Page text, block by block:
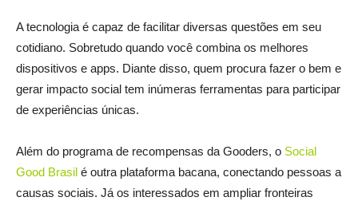
A tecnologia é capaz de facilitar diversas questões em seu
cotidiano. Sobretudo quando você combina os melhores
dispositivos e apps. Diante disso, quem procura fazer o bem e
gerar impacto social tem inúmeras ferramentas para participar
de experiências únicas.
Além do programa de recompensas da Gooders, o Social
Good Brasil é outra plataforma bacana, conectando pessoas a
causas sociais. Já os interessados em ampliar fronteiras